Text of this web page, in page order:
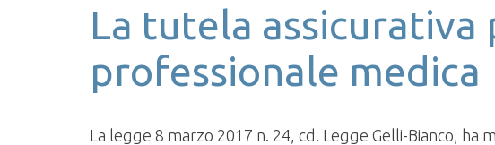
La tutela
professionale medica
La legge 8 marzo 2017 n. 24, cd. Legge Gelli-Bianco,